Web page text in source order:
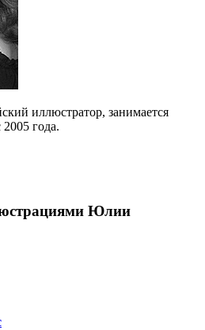
иллюстратор, занимается
года.
Юлии